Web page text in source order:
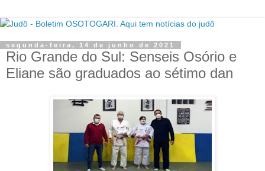
segunda-feira, 14 de junho de 2021
Rio Grande do Sul: Senseis Osório e
Eliane são graduados ao sétimo dan